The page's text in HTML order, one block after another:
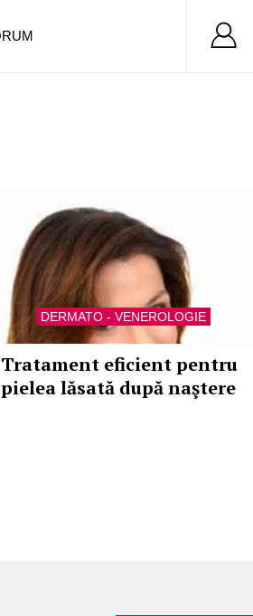
DERMATO - VENEROLOGIE
Tratament eficient pentru
pielea lăsată după naştere